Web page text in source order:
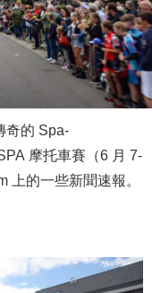
奇的 Spa-
摩托車賽（6 月 7-
上的一些新聞速報。